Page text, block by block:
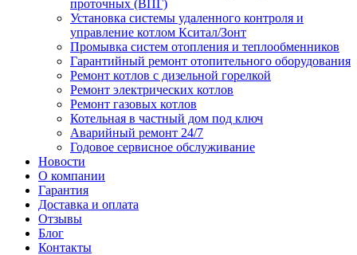
проточных (ВПГ)
Установка системы удаленного контроля и
управление котлом Кситал/Зонт
Промывка систем отопления и теплообменников
Гарантийный ремонт отопительного оборудования
Ремонт котлов с дизельной горелкой
Ремонт электрических котлов
Ремонт газовых котлов
Котельная в частный дом под ключ
Аварийный ремонт 24/7
Годовое сервисное обслуживание
Новости
О компании
Гарантия
Доставка и оплата
Отзывы
Блог
Контакты